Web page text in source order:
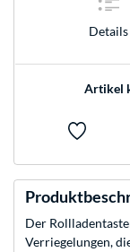
Details
Artikel
Der
Verriegelungen,